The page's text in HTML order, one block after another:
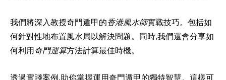
我們將深入教授奇門遁甲的香港風水師實戰技巧。包括如
何針對性地布置風水局以解決問題。同時,我們還會分享如
何利用 奇門運算方法計算最佳時機。
透過實踐案例,助你掌握運用奇門遁甲的獨特智慧。這樣可